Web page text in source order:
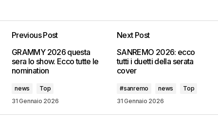
Previous Post
GRAMMY 2026 questa
sera lo show. Ecco tutte le
nomination
news
Top
31 Gennaio 2026
Next Post
SANREMO 2026: ecco
tutti i duetti della serata
cover
#sanremo news
Top
31 Gennaio 2026